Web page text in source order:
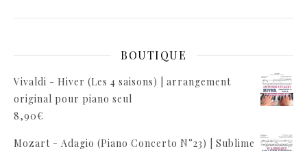
BOUTIQUE
Vivaldi - Hiver (Les 4 saisons) | arrangement
original pour piano seul
8,90€
Mozart - Adagio (Piano Concerto N°23) | Sublime